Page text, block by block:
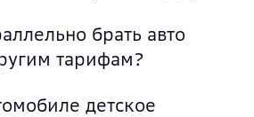
брать авто
тарифам?
детское